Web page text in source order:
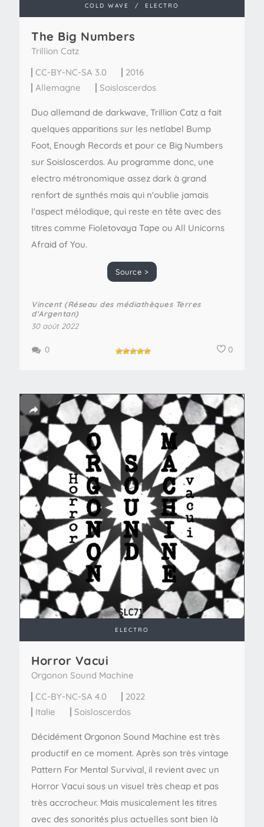
COLD WAVE / ELECTRO
The Big Numbers
Trillion Catz
CC-BY-NC-SA 3.0
2016
Allemagne
Soisloscerdos
Duo allemand de darkwave, Trillion Catz a fait
quelques apparitions sur les netlabel Bump
Foot, Enough Records et pour ce Big Numbers
sur Soisloscerdos. Au programme donc, une
electro métronomique assez dark à grand
renfort de synthés mais qui n'oublie jamais
l'aspect mélodique, qui reste en tête avec des
titres comme Fioletovaya Tape ou All Unicorns
Afraid of You.
Source >
Vincent (Réseau des médiathèques Terres
d'Argentan)
30 août 2022
0
0
ELECTRO
Horror Vacui
Orgonon Sound Machine
CC-BY-NC-SA 4.0
2022
Italie
Soisloscerdos
Décidément Orgonon Sound Machine est très
productif en ce moment. Après son très vintage
Pattern For Mental Survival, il revient avec un
Horror Vacui sous un visuel très cheap et pas
très accrocheur. Mais musicalement les titres
avec des sonorités plus actuelles sont bien là